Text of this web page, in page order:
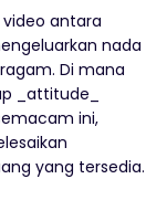
antara
nada
Di mana
_attitude_
ini,
yang tersedia.